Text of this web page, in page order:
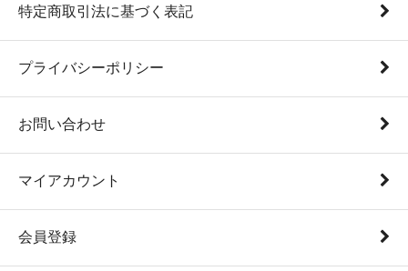
特定商取引法に基づく表記
プライバシーポリシー
お問い合わせ
マイアカウント
会員登録